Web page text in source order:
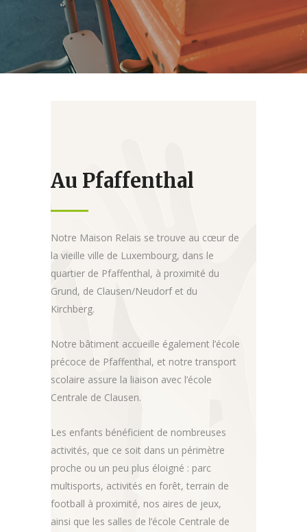
Au Pfaffenthal
Notre Maison Relais se trouve au cœur de
la vieille ville de Luxembourg, dans le
quartier de Pfaffenthal, à proximité du
Grund, de Clausen/Neudorf et du
Kirchberg.
Notre bâtiment accueille également l’école
précoce de Pfaffenthal, et notre transport
scolaire assure la liaison avec l’école
Centrale de Clausen.
Les enfants bénéficient de nombreuses
activités, que ce soit dans un périmètre
proche ou un peu plus éloigné : parc
multisports, activités en forêt, terrain de
football à proximité, nos aires de jeux,
ainsi que les salles de l’école Centrale de